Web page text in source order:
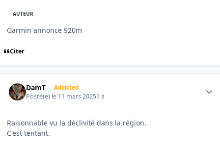
AUTEUR
Garmin annonce 920m
Citer
DamT Addicted
Posté(e) le 11 mars 20251 a
Raisonnable vu la déclivité dans la région.
C'est tentant.